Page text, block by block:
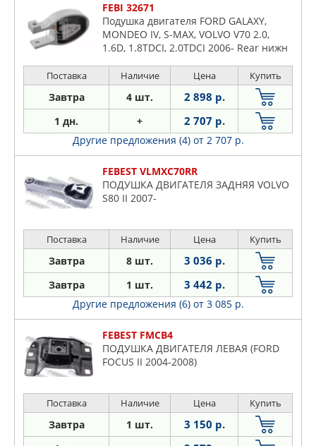
FEBI 32671
Подушка двигателя FORD GALAXY,
MONDEO IV, S-MAX, VOLVO V70 2.0,
1.6D, 1.8TDCI, 2.0TDCI 2006- Rear нижн
Поставка Наличие Цена Купить
Завтра 4 шт. 2 898 р.
1 дн. + 2 707 р.
Другие предложения (4) от 2 707 р.
FEBEST VLMXC70RR
ПОДУШКА ДВИГАТЕЛЯ ЗАДНЯЯ VOLVO
S80 II 2007-
Поставка Наличие Цена Купить
Завтра 8 шт. 3 036 р.
Завтра 1 шт. 3 442 р.
Другие предложения (6) от 3 085 р.
FEBEST FMCB4
ПОДУШКА ДВИГАТЕЛЯ ЛЕВАЯ (FORD
FOCUS II 2004-2008)
Поставка Наличие Цена Купить
Завтра 1 шт. 3 150 р.